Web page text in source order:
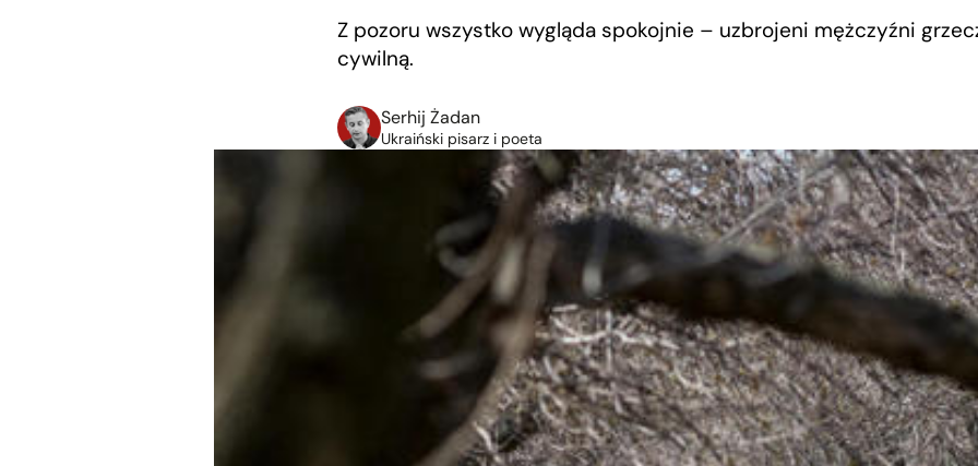
Z pozoru wszystko wygląda spokojnie – uzbrojeni mężczyźni
cywilną.
Serhij Żadan
Ukraiński pisarz i poeta